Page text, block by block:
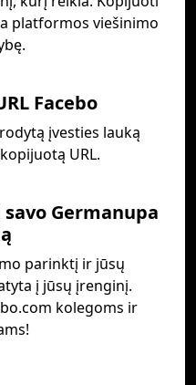
platformos viešinimo
Facebo
įvesties lauką
URL.
Germanupa
parinktį ir jūsų
į jūsų įrenginį.
kolegoms ir